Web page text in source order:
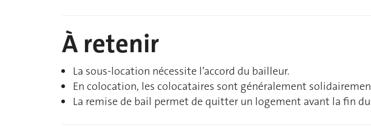
À retenir
La sous-location nécessite l’accord du bailleur.
En colocation, les colocataires sont généralement
La remise de bail permet de quitter un logement avant la fin